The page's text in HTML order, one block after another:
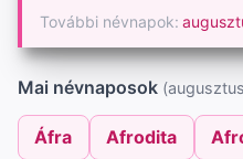
További névnapok:
Mai névnaposok
Áfra Afrodita